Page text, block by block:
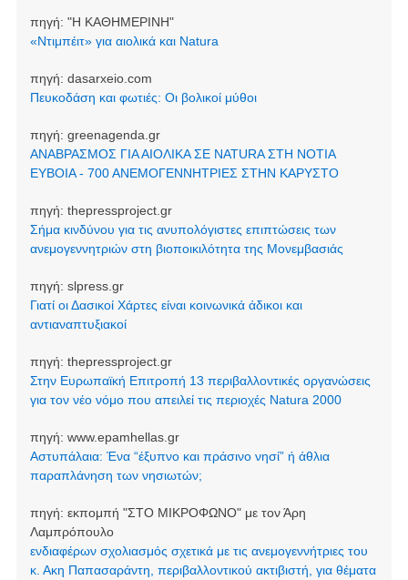
πηγή: "Η ΚΑΘΗΜΕΡΙΝΗ"
«Ντιμπέιτ» για αιολικά και Natura
πηγή: dasarxeio.com
Πευκοδάση και φωτιές: Οι βολικοί μύθοι
πηγή: greenagenda.gr
ΑΝΑΒΡΑΣΜΟΣ ΓΙΑ ΑΙΟΛΙΚΑ ΣΕ NATURA ΣΤΗ ΝΟΤΙΑ
ΕΥΒΟΙΑ - 700 ΑΝΕΜΟΓΕΝΝΗΤΡΙΕΣ ΣΤΗΝ ΚΑΡΥΣΤΟ
πηγή: thepressproject.gr
Σήμα κινδύνου για τις ανυπολόγιστες επιπτώσεις των
ανεμογεννητριών στη βιοποικιλότητα της Μονεμβασιάς
πηγή: slpress.gr
Γιατί οι Δασικοί Χάρτες είναι κοινωνικά άδικοι και
αντιαναπτυξιακοί
πηγή: thepressproject.gr
Στην Ευρωπαϊκή Επιτροπή 13 περιβαλλοντικές οργανώσεις
για τον νέο νόμο που απειλεί τις περιοχές Natura 2000
πηγή: www.epamhellas.gr
Αστυπάλαια: Ένα “έξυπνο και πράσινο νησί” ή άθλια
παραπλάνηση των νησιωτών;
πηγή: εκπομπή "ΣΤΟ ΜΙΚΡΟΦΩΝΟ" με τον Άρη
Λαμπρόπουλο
ενδιαφέρων σχολιασμός σχετικά με τις ανεμογεννήτριες του
κ. Ακη Παπασαράντη, περιβαλλοντικού ακτιβιστή, για θέματα